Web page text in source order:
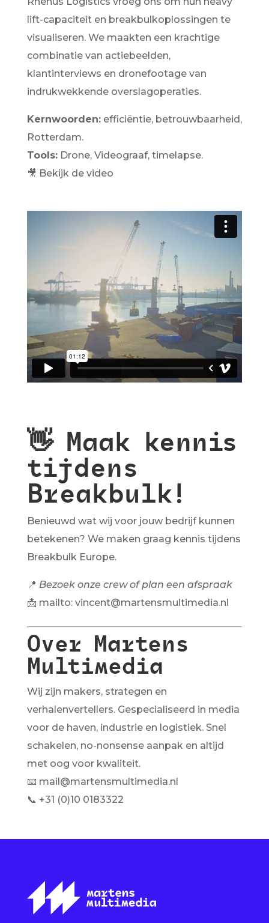
lift-capaciteit en breakbulkoplossingen te
visualiseren. We maakten een krachtige
combinatie van actiebeelden,
klantinterviews en dronefootage van
indrukwekkende overslagoperaties.
Kernwoorden:efficiëntie, betrouwbaarheid,
Rotterdam.
Tools:Drone, Videograaf, timelapse.
🎥 Bekijk de video
👋 Maak kennis
tijdens
Breakbulk!
Benieuwd wat wij voor jouw bedrijf kunnen
betekenen? We maken graag kennis tijdens
Breakbulk Europe.
📍 Bezoek onze crew of plan een afspraak
📩 mailto: vincent@martensmultimedia.nl
Over Martens
Multimedia
Wij zijn makers, strategen en
verhalenvertellers. Gespecialiseerd in media
voor de haven, industrie en logistiek. Snel
schakelen, no-nonsense aanpak en altijd
met oog voor kwaliteit.
📧 mail@martensmultimedia.nl
📞 +31 (0)10 0183322